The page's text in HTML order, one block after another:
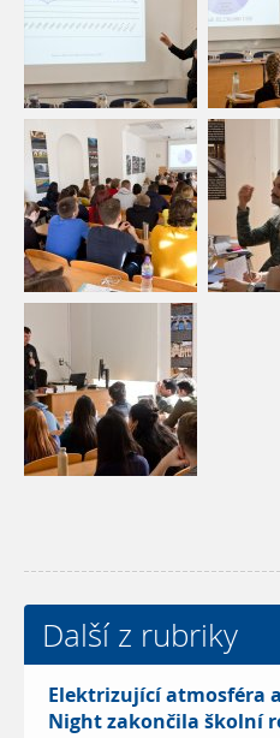
Další z rubriky
Elektrizující atmosféra
Night zakončila školní